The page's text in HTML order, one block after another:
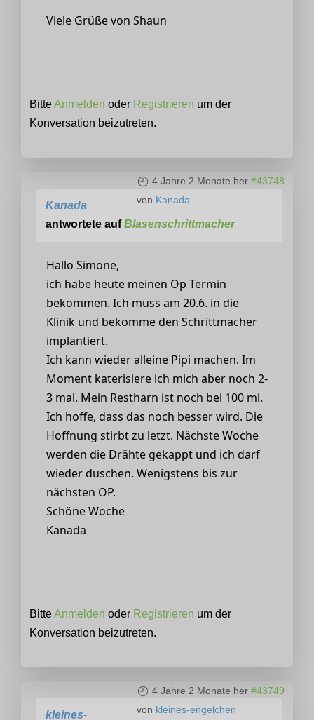
Viele Grüße von Shaun
BitteAnmelden oder Registrieren um der
Konversation beizutreten.
4 Jahre 2 Monate her #43748
von Kanada
Kanada
antwortete aufBlasenschrittmacher
Hallo Simone,
ich habe heute meinen Op Termin
bekommen. Ich muss am 20.6. in die
Klinik und bekomme den Schrittmacher
implantiert.
Ich kann wieder alleine Pipi machen. Im
Moment katerisiere ich mich aber noch 2-
3 mal. Mein Restharn ist noch bei 100 ml.
Ich hoffe, dass das noch besser wird. Die
Hoffnung stirbt zu letzt. Nächste Woche
werden die Drähte gekappt und ich darf
wieder duschen. Wenigstens bis zur
nächsten OP.
Schöne Woche
Kanada
BitteAnmelden oder Registrieren um der
Konversation beizutreten.
4 Jahre 2 Monate her #43749
von kleines-engelchen
kleines-